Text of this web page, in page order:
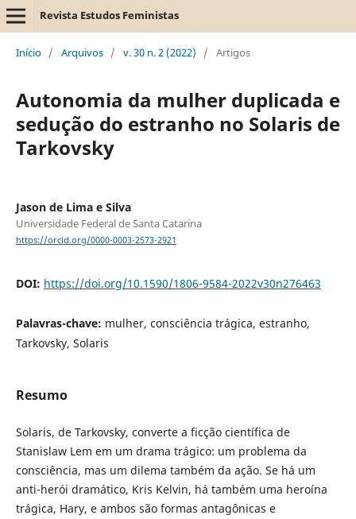
Revista Estudos Feministas
Início / Arquivos / v. 30 n. 2 (2022) / Artigos
Autonomia da mulher duplicada e
sedução do estranho no Solaris de
Tarkovsky
Jason de Lima e Silva
Universidade Federal de Santa Catarina
https://orcid.org/0000-0003-2573-2921
DOI: https://doi.org/10.1590/1806-9584-2022v30n276463
Palavras-chave: mulher, consciência trágica, estranho,
Tarkovsky, Solaris
Resumo
Solaris, de Tarkovsky, converte a ficção científica de
Stanislaw Lem em um drama trágico: um problema da
consciência, mas um dilema também da ação. Se há um
anti-herói dramático, Kris Kelvin, há também uma heroína
trágica, Hary, e ambos são formas antagônicas e